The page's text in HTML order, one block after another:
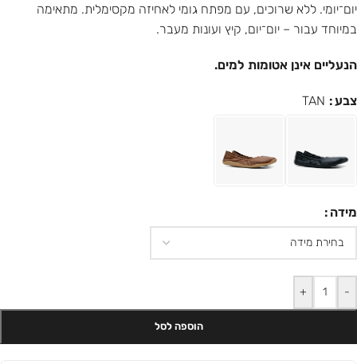
יום־יומי. ללא שרוכים, עם מפתח גומי לאחיזה מקסימלית. מתאימה
במיוחד עבור – יום־יום, קיץ ועונות מעבר.
הנעליים אינן אטומות למים.
צבע TAN
מידה
-
+
הוספה לסל